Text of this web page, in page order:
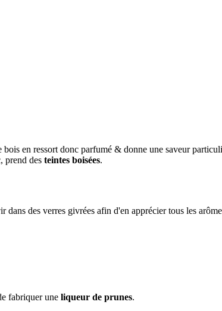
en ressort donc parfumé & donne une saveur
prend des teintes boisées.
des verres givrées afin d'en apprécier tous les
fabriquer une liqueur de prunes.